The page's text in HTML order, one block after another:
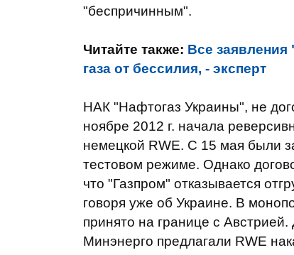
"беспричинным".
Читайте также: Все заявления
газа от бессилия, - эксперт
НАК "Нафтогаз Украины", не
ноябре 2012 г. начала
немецкой RWE. С 15 мая были
тестовом режиме. Однако
что "Газпром" отказывается
говоря уже об Украине. В
принято на границе с
Минэнерго предлагали RWE